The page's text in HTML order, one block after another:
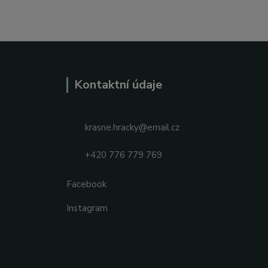
Kontaktní údaje
krasne.hracky@email.cz
+420 776 779 769
Facebook
Instagram